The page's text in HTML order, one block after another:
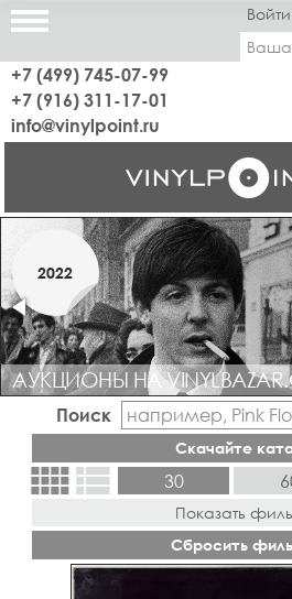
Ваша
+7 (499) 745-07-99
+7 (916) 311-17-01
info@vinylpoint.ru
МАРТ
2019
2022
АУКЦИОНЫ НА
Поиск
Скачайте
view_comfyview_list 30
Показать
Сбросить